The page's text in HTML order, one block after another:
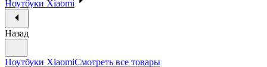
Ноутбуки Xiaomi
Назад
Ноутбуки XiaomiСмотреть все товары